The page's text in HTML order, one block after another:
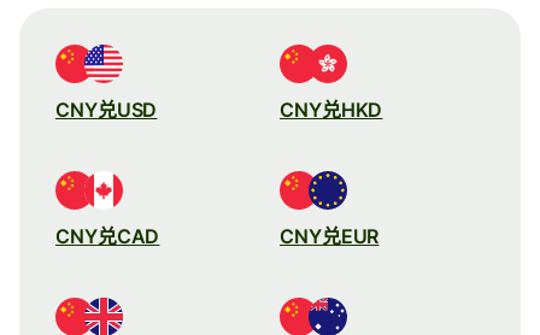
CNY兑USD CNY兑HKD
CNY兑CAD CNY兑EUR